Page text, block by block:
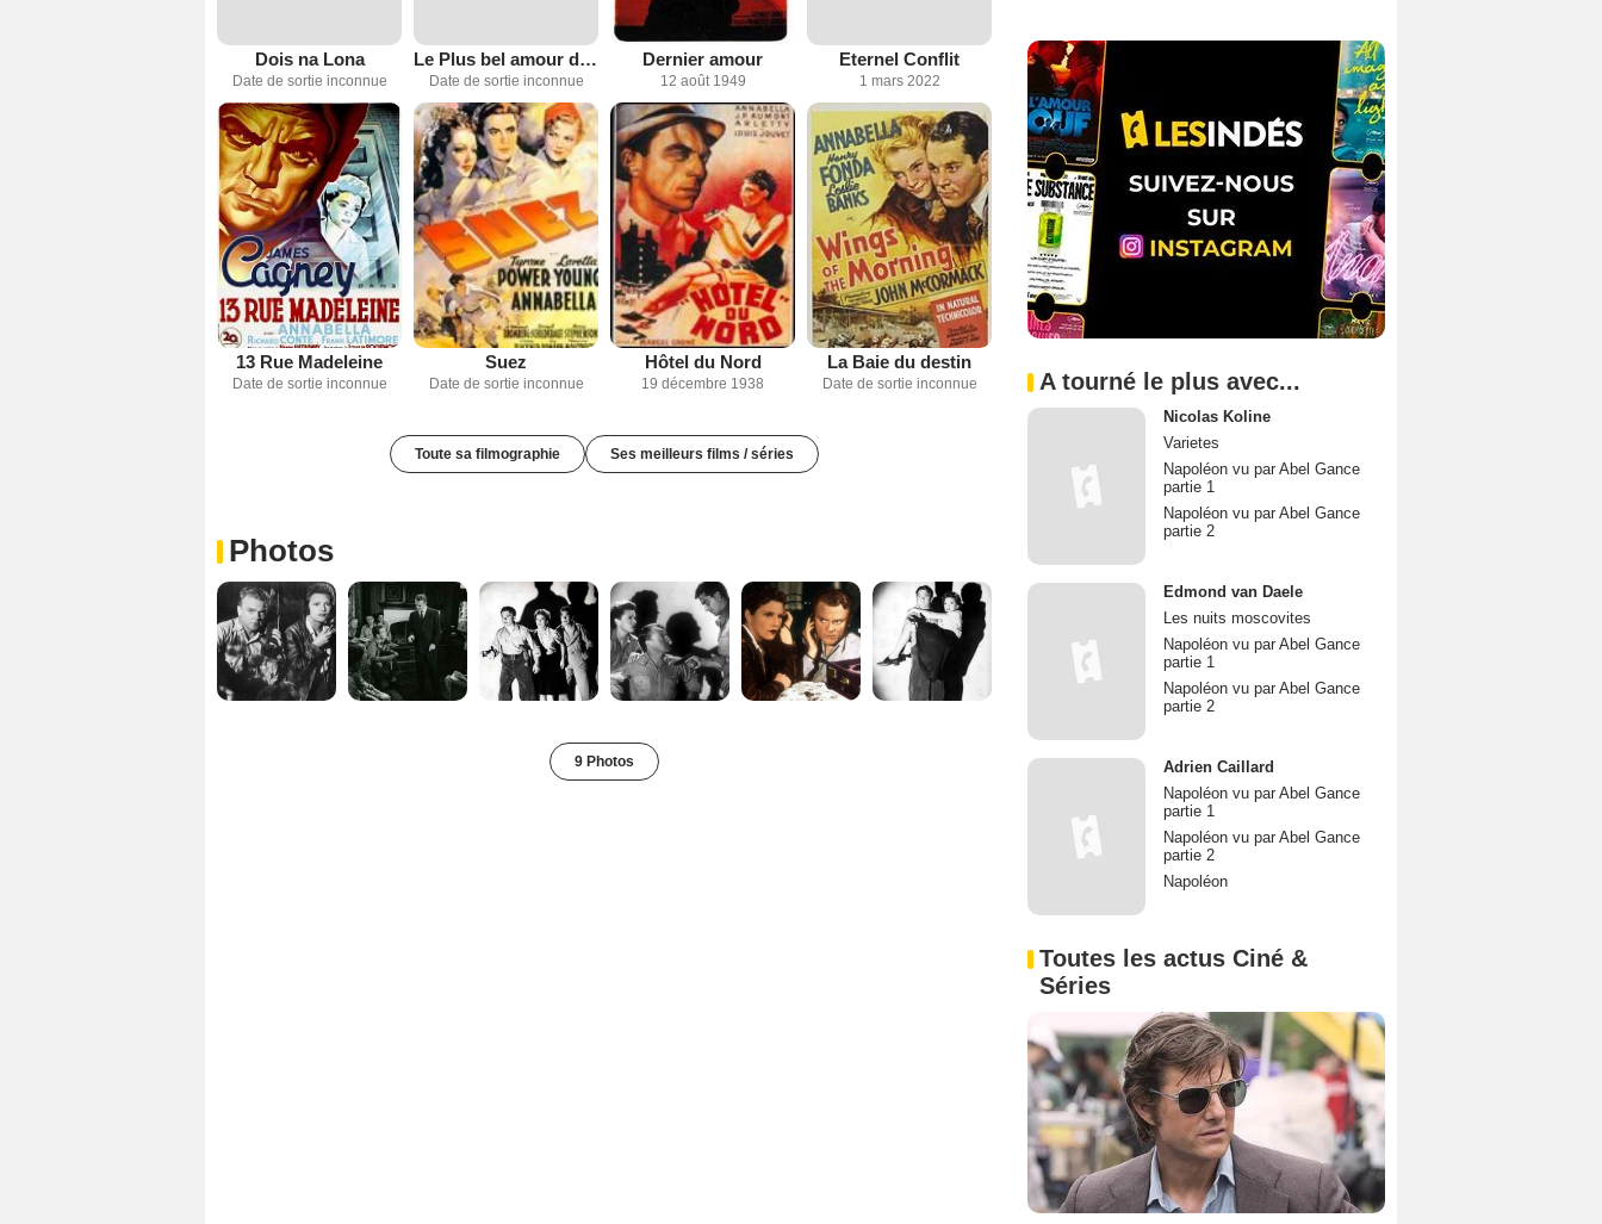
Dois na Lona
Date de sortie inconnue
Le Plus bel amour de Don Juan
Date de sortie inconnue
Dernier amour
12 août 1949
Eternel Conflit
1 mars 2022
13 Rue Madeleine
Date de sortie inconnue
Suez
Date de sortie inconnue
Hôtel du Nord
19 décembre 1938
La Baie du destin
Date de sortie inconnue
Toute sa filmographie Ses meilleurs films / séries
Photos
9 Photos
A tourné le plus avec...
Nicolas Koline
Varietes
Napoléon vu par Abel Gance
partie 1
Napoléon vu par Abel Gance
partie 2
Edmond van Daele
Les nuits moscovites
Napoléon vu par Abel Gance
partie 1
Napoléon vu par Abel Gance
partie 2
Adrien Caillard
Napoléon vu par Abel Gance
partie 1
Napoléon vu par Abel Gance
partie 2
Napoléon
Toutes les actus Ciné &
Séries